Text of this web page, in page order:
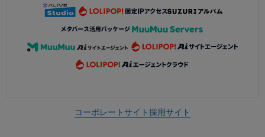
コーポレートサイト採用サイト